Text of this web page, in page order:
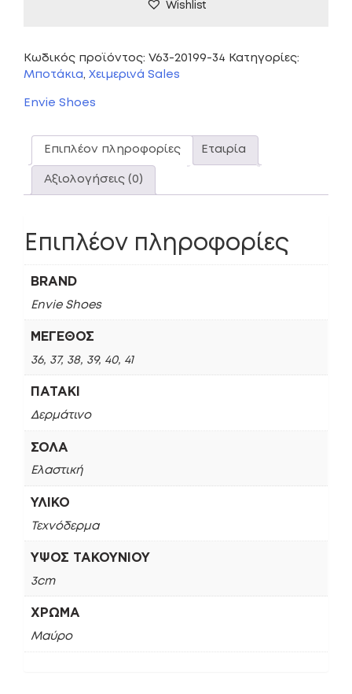
Wishlist
Κωδικός προϊόντος: V63-20199-34 Κατηγορίες:
Μποτάκια, Χειμερινά Sales
Envie Shoes
Επιπλέον πληροφορίες Εταιρία
Αξιολογήσεις (0)
Επιπλέον πληροφορίες
BRAND
Envie Shoes
ΜΈΓΕΘΟΣ
36, 37, 38, 39, 40, 41
ΠΑΤΆΚΙ
Δερμάτινο
ΣΌΛΑ
Ελαστική
ΥΛΙΚΌ
Τεχνόδερμα
ΎΨΟΣ ΤΑΚΟΥΝΙΟΎ
3cm
ΧΡΏΜΑ
Μαύρο